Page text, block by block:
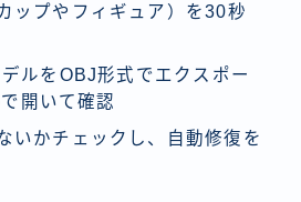
ップやフィギュア）を30秒
ルをOBJ形式でエクスポー
開いて確認
いかチェックし、自動修復を